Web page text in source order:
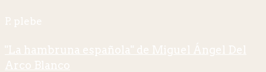
P. plebe
"La hambruna española" de Miguel Ángel Del
Arco Blanco